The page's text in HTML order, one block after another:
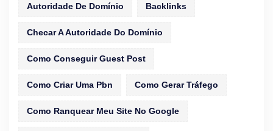
Autoridade De Domínio Backlinks
Checar A Autoridade Do Domínio
Como Conseguir Guest Post
Como Criar Uma Pbn Como Gerar Tráfego
Como Ranquear Meu Site No Google